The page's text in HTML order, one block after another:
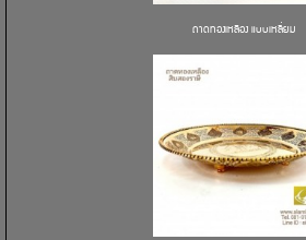
ถาดทองเหลือง แบบเหลี่ยม